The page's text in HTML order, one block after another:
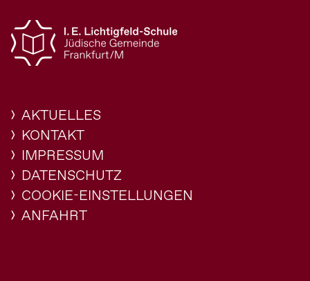
AKTUELLES
KONTAKT
IMPRESSUM
DATENSCHUTZ
COOKIE-EINSTELLUNGEN
ANFAHRT